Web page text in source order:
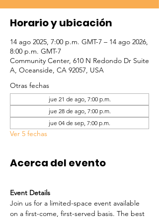
Horario y ubicación
14 ago 2025, 7:00 p.m. GMT-7 – 14 ago 2026,
8:00 p.m. GMT-7
Community Center, 610 N Redondo Dr Suite
A, Oceanside, CA 92057, USA
Otras fechas
jue 21 de ago, 7:00 p.m.
jue 28 de ago, 7:00 p.m.
jue 04 de sep, 7:00 p.m.
Ver 5 fechas
Acerca del evento
Event Details
Join us for a limited-space event available
on a first-come, first-served basis. The best